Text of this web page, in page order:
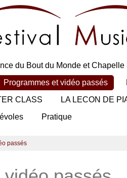
du Bout du Monde et Chapelle
Programmes et vidéo passés
CLASS LA LECON DE
Pratique
passés